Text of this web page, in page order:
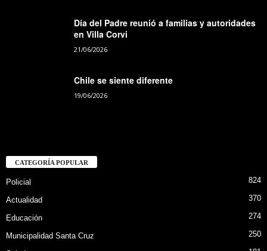
Día del Padre reunió a familias y autoridades
en Villa Corvi
21/06/2026
Chile se siente diferente
19/06/2026
CATEGORÍA POPULAR
Policial 824
Actualidad 370
Educación 274
Municipalidad Santa Cruz 250